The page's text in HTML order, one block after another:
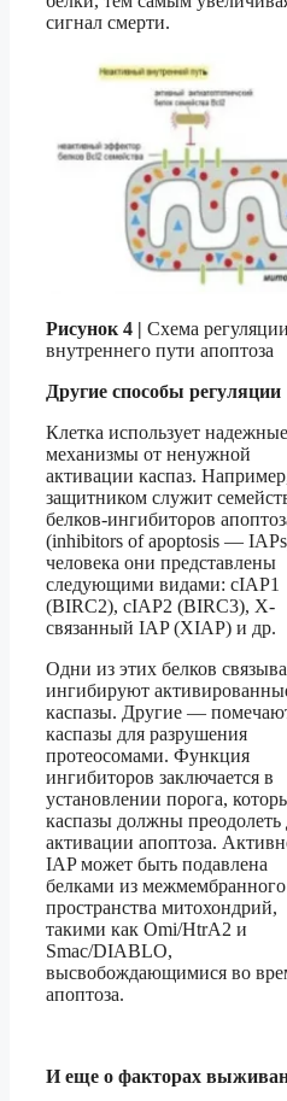
сигнал смерти.
Рисунок 4 |
Схема регуляции
внутреннего пути апоптоза
Другие способы регуляции
Клетка использует надежные
механизмы от ненужной
активации каспаз.
защитником служит
белков-ингибиторов
(inhibitors of apoptosis —
человека они представлены
следующими видами: cIAP1
(BIRC2), cIAP2 (BIRC3), X-
связанный IAP (XIAP) и др.
Одни из этих белков
ингибируют
каспазы. Другие —
каспазы для разрушения
протеосомами. Функция
ингибиторов заключается в
установлении порога,
каспазы должны преодолеть
активации апоптоза.
IAP может быть подавлена
белками из межмембранного
пространства митохондрий,
такими как Omi/HtrA2 и
Smac/DIABLO,
высвобождающимися во
апоптоза.
И еще о факторах